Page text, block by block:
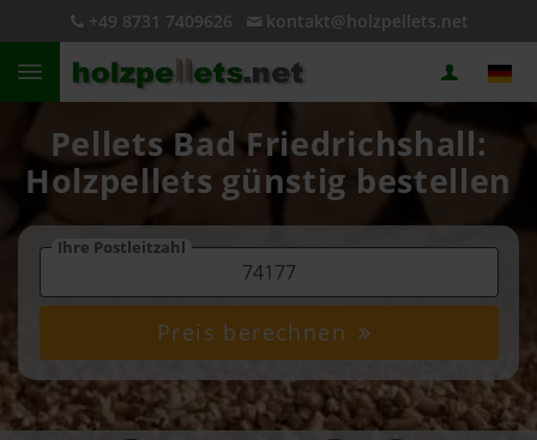
+49 8731 7409626 kontakt@holzpellets.net
Pellets Bad Friedrichshall:
Holzpellets günstig bestellen
Ihre Postleitzahl
Preis berechnen